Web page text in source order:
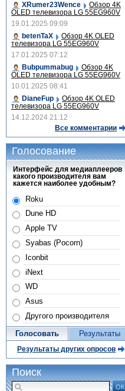
XRumer23Wence
Обзор 4K
OLED телевизора LG 55EG960V
19.01.2025 09:09
betenTaX
Обзор 4K OLED
телевизора LG 55EG960V
17.01.2025 07:12
Bubpummabug
Обзор 4K
OLED телевизора LG 55EG960V
10.01.2025 08:41
DianeFup
Обзор 4K OLED
телевизора LG 55EG960V
14.12.2024 21:12
Все комментарии
Голосование
Интерфейс для медиаплееров
какого производителя вам
кажется наиболее удобным?
Roku
Dune HD
Apple TV
Syabas (Pocorn)
Iconbit
iNext
WD
Asus
Другого производителя
Голосовать Результаты
Результаты других опросов
Поиск
ОК